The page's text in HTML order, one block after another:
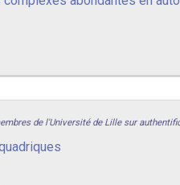
de l'Université de Lille sur